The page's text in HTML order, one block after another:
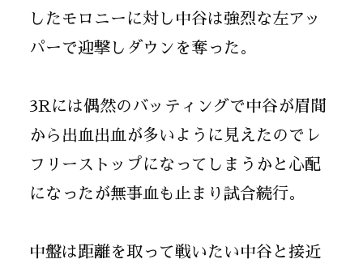
したモロニーに対し中谷は強烈な左アッ
パーで迎撃しダウンを奪った。
3Rには偶然のバッティングで中谷が眉間
から出血出血が多いように見えたのでレ
フリーストップになってしまうかと心配
になったが無事血も止まり試合続行。
中盤は距離を取って戦いたい中谷と接近